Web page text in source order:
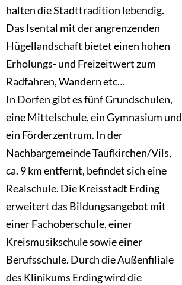
halten die Stadttradition lebendig.
Das Isental mit der angrenzenden
Hügellandschaft bietet einen hohen
Erholungs- und Freizeitwert zum
Radfahren, Wandern etc…
In Dorfen gibt es fünf Grundschulen,
eine Mittelschule, ein Gymnasium und
ein Förderzentrum. In der
Nachbargemeinde Taufkirchen/Vils,
ca. 9 km entfernt, befindet sich eine
Realschule. Die Kreisstadt Erding
erweitert das Bildungsangebot mit
einer Fachoberschule, einer
Kreismusikschule sowie einer
Berufsschule. Durch die Außenfiliale
des Klinikums Erding wird die